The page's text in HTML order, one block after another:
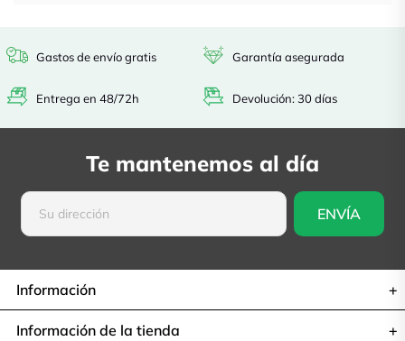
Gastos de envío gratis
Entrega en 48/72h
Garantía asegurada
Devolución: 30 días
Te mantenemos al día
Información
Información de la tienda